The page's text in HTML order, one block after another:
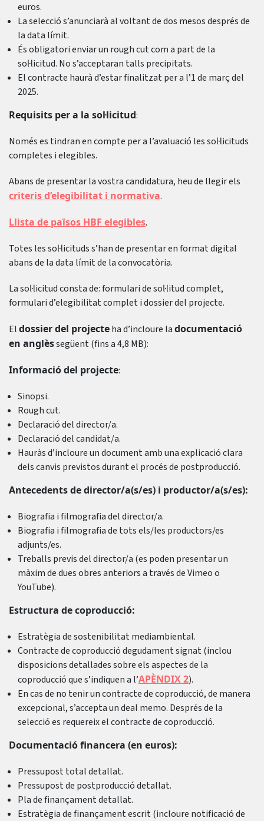
euros.
La selecció s’anunciarà al voltant de dos mesos després de
la data límit.
És obligatori enviar un rough cut com a part de la
sol·licitud. No s’acceptaran talls precipitats.
El contracte haurà d’estar finalitzat per a l’1 de març del
2025.
Requisits per a la sol·licitud:
Només es tindran en compte per a l’avaluació les sol·licituds
completes i elegibles.
Abans de presentar la vostra candidatura, heu de llegir els
criteris d’elegibilitat i normativa.
Llista de països HBF elegibles.
Totes les sol·licituds s’han de presentar en format digital
abans de la data límit de la convocatòria.
La sol·licitud consta de: formulari de sol·litud complet,
formulari d’elegibilitat complet i dossier del projecte.
Eldossier del projecteha d’incloure ladocumentació
en anglèssegüent (fins a 4,8 MB):
Informació del projecte:
Sinopsi.
Rough cut.
Declaració del director/a.
Declaració del candidat/a.
Hauràs d’incloure un document amb una explicació clara
dels canvis previstos durant el procés de postproducció.
Antecedents de director/a(s/es) i productor/a(s/es):
Biografia i filmografia del director/a.
Biografia i filmografia de tots els/les productors/es
adjunts/es.
Treballs previs del director/a (es poden presentar un
màxim de dues obres anteriors a través de Vimeo o
YouTube).
Estructura de coproducció:
Estratègia de sostenibilitat mediambiental.
Contracte de coproducció degudament signat (inclou
disposicions detallades sobre els aspectes de la
coproducció que s’indiquen a l’APÈNDIX 2).
En cas de no tenir un contracte de coproducció, de manera
excepcional, s’accepta un deal memo. Després de la
selecció es requereix el contracte de coproducció.
Documentació financera (en euros):
Pressupost total detallat.
Pressupost de postproducció detallat.
Pla de finançament detallat.
Estratègia de finançament escrit (incloure notificació de